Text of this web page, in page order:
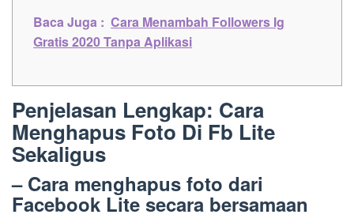
Baca Juga : Cara Menambah Followers Ig
Gratis 2020 Tanpa Aplikasi
Penjelasan Lengkap: Cara
Menghapus Foto Di Fb Lite
Sekaligus
– Cara menghapus foto dari
Facebook Lite secara bersamaan